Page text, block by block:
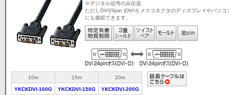
※デジタル信号のみ伝送
ただしDVI29pin (DVI-I) メスコネクタのディスプレイやパソコ
にも接続できます。
10m 15m 20m
YKCKDVI-100G YKCKDVI-150G YKCKDVI-200G